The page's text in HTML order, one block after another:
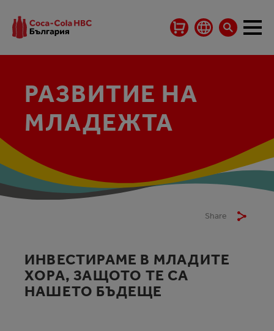
РАЗВИТИЕ НА
МЛАДЕЖТА
Share
ИНВЕСТИРАМЕ В МЛАДИТЕ
ХОРА, ЗАЩОТО ТЕ СА
НАШЕТО БЪДЕЩЕ